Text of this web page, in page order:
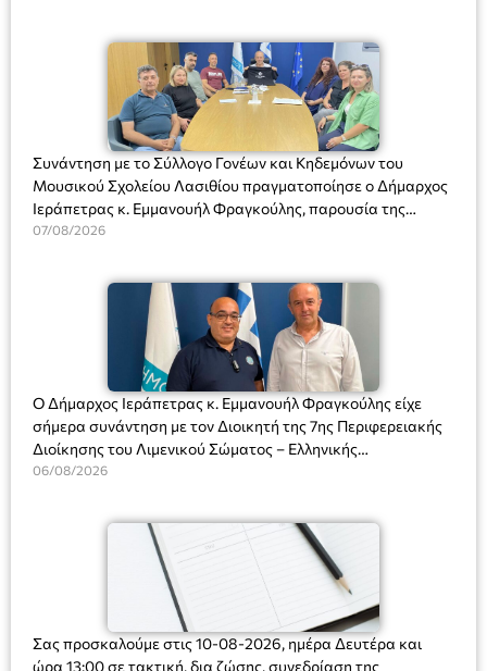
Συνάντηση με το Σύλλογο Γονέων και Κηδεμόνων του
Μουσικού Σχολείου Λασιθίου πραγματοποίησε ο Δήμαρχος
Ιεράπετρας κ. Εμμανουήλ Φραγκούλης, παρουσία της
Διευθύντριας του σχολείου κας Μαριάννας Χαΐτα.
07/08/2026
Ο Δήμαρχος Ιεράπετρας κ. Εμμανουήλ Φραγκούλης είχε
σήμερα συνάντηση με τον Διοικητή της 7ης Περιφερειακής
Διοίκησης του Λιμενικού Σώματος – Ελληνικής
Ακτοφυλακής (Λ.Σ.-ΕΛ.ΑΚΤ.), Αρχιπλοίαρχο Λ.Σ. κ. Ιωάννη
06/08/2026
Σας προσκαλούμε στις 10-08-2026, ημέρα Δευτέρα και
ώρα 13:00 σε τακτική, δια ζώσης, συνεδρίαση της